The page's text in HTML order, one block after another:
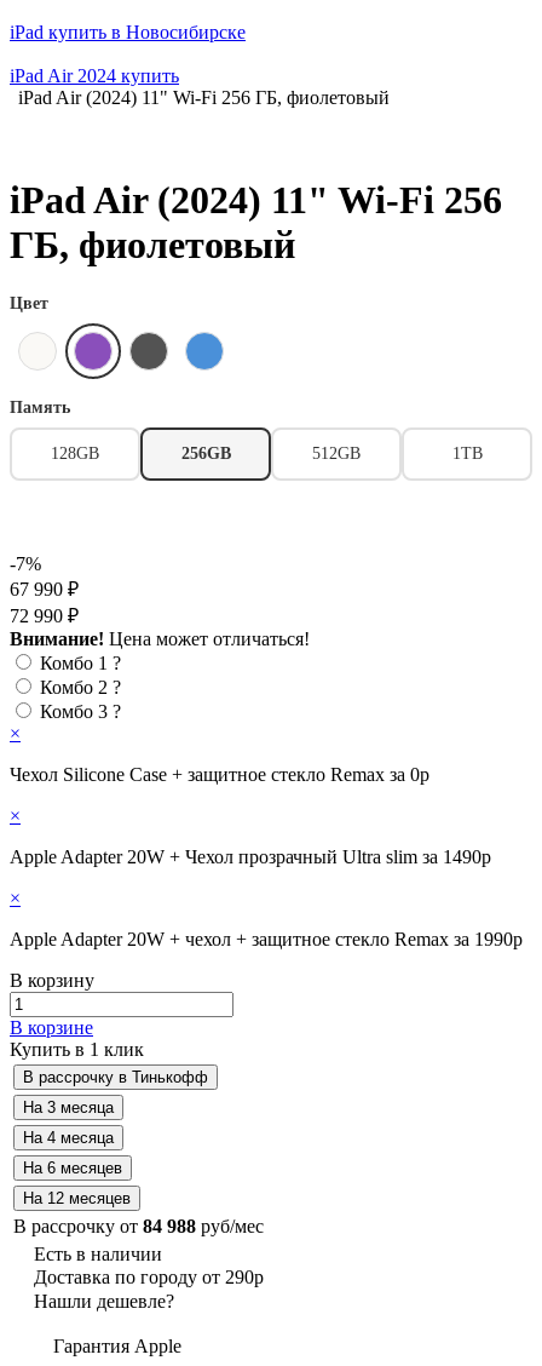
iPad купить в Новосибирске
iPad Air 2024 купить
iPad Air (2024) 11" Wi-Fi 256 ГБ, фиолетовый
iPad Air (2024) 11" Wi-Fi 256
ГБ, фиолетовый
Цвет
Память
128GB 256GB 512GB 1TB
-7%
67 990 ₽
72 990 ₽
Внимание! Цена может отличаться!
Комбо 1 ?
Комбо 2 ?
Комбо 3 ?
×
Чехол Silicone Case + защитное стекло Remax за 0р
×
Apple Adapter 20W + Чехол прозрачный Ultra slim за 1490р
×
Apple Adapter 20W + чехол + защитное стекло Remax за 1990р
В корзину
В корзине
Купить в 1 клик
В рассрочку от 84 988 руб/мес
Есть в наличии
Доставка по городу от 290р
Нашли дешевле?
Гарантия Apple